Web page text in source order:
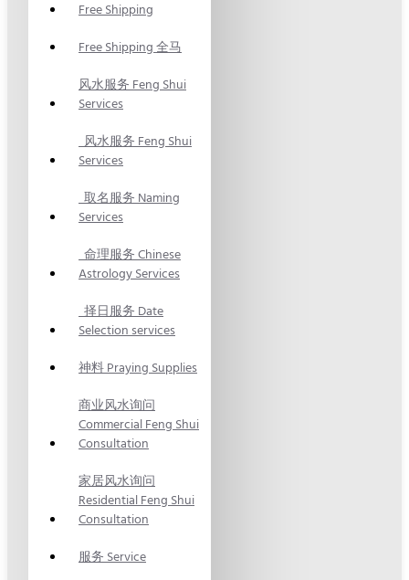
Free Shipping
Free Shipping 全马
风水服务 Feng Shui
Services
风水服务 Feng Shui
Services
取名服务 Naming
Services
命理服务 Chinese
Astrology Services
择日服务 Date
Selection services
神料 Praying Supplies
商业风水询问
Commercial Feng Shui
Consultation
家居风水询问
Residential Feng Shui
Consultation
服务 Service